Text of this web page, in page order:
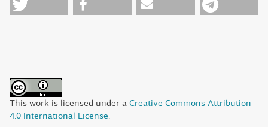
This work is licensed under a Creative Commons Attribution
4.0 International License